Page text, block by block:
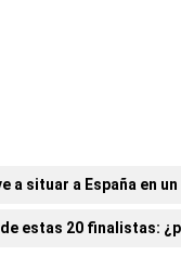
a situar a España en
estas 20 finalistas: